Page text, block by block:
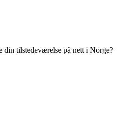
din tilstedeværelse på nett i Norge?